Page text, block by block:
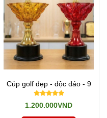
Cúp golf đẹp - độc đáo - 9
1.200.000VND